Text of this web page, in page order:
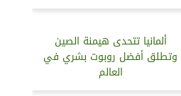
ألمانيا تتحدى هيمنة الصين
وتطلق أفضل روبوت بشري في
العالم